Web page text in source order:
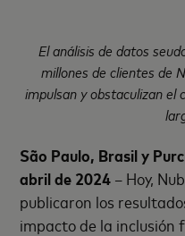
El análisis de datos
millones de clientes de
impulsan y obstaculizan el
São Paulo, Brasil y
abril de 2024 – Hoy,
publicaron los
impacto de la inclusión